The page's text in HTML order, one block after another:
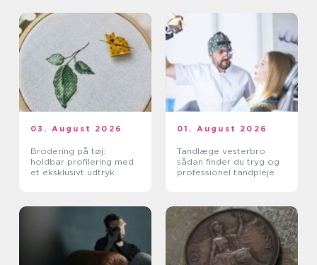
03. August 2026
Brodering på tøj:
holdbar profilering med
et eksklusivt udtryk
01. August 2026
Tandlæge vesterbro
sådan finder du tryg og
professionel tandpleje